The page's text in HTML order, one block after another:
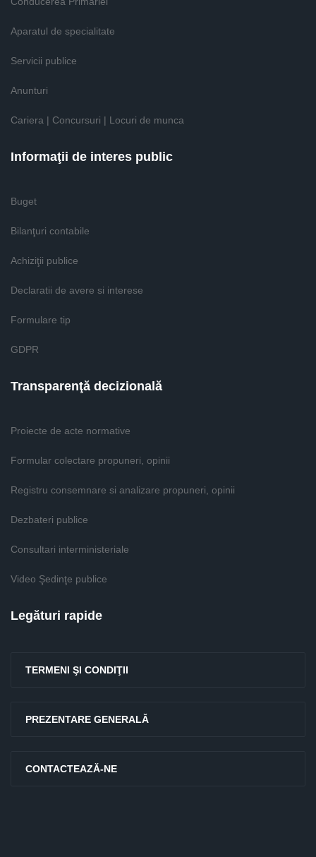
Aparatul de specialitate
Servicii publice
Anunturi
Cariera | Concursuri | Locuri de munca
Informaţii de interes public
Buget
Bilanţuri contabile
Achiziţii publice
Declaratii de avere si interese
Formulare tip
GDPR
Transparenţă decizională
Proiecte de acte normative
Formular colectare propuneri, opinii
Registru consemnare si analizare propuneri, opinii
Dezbateri publice
Consultari interministeriale
Video Şedinţe publice
Legături rapide
TERMENI ŞI CONDIŢII
PREZENTARE GENERALĂ
CONTACTEAZĂ-NE